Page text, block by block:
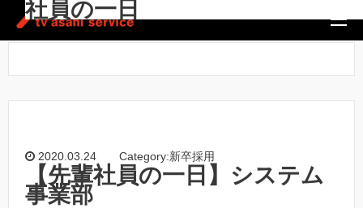
ホーム/ 新卒採用/ 社員の一日
社員の一日
2020.03.24 Category:新卒採用
【先輩社員の一日】システム
事業部